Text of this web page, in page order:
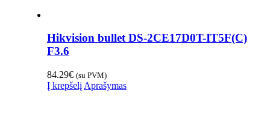
Hikvision bullet DS-2CE17D0T-IT5F(C)
F3.6
84.29€ (su PVM)
Į krepšelį Aprašymas